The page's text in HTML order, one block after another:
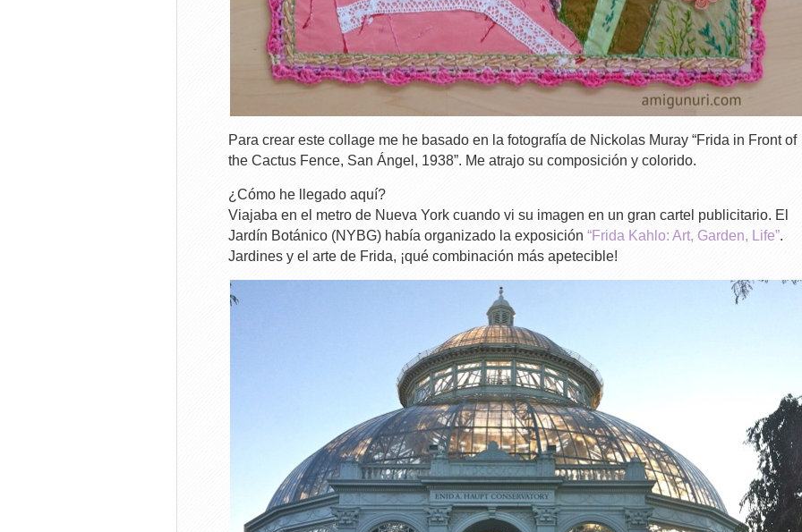
Para crear este collage me he basado en la fotografía de Nickolas Muray “Frida in Front of
the Cactus Fence, San Ángel, 1938”. Me atrajo su composición y colorido.
¿Cómo he llegado aquí?
Viajaba en el metro de Nueva York cuando vi su imagen en un gran cartel publicitario. El
Jardín Botánico (NYBG) había organizado la exposición “Frida Kahlo: Art, Garden, Life”.
Jardines y el arte de Frida, ¡qué combinación más apetecible!